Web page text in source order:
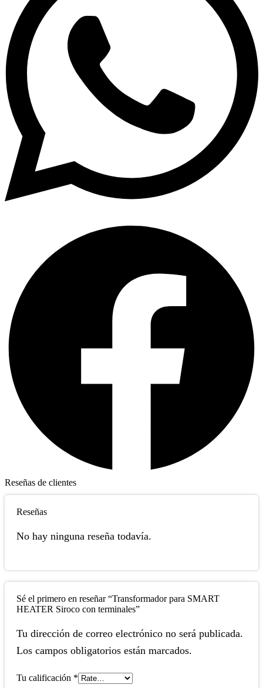
Reseñas de clientes
Reseñas
No hay ninguna reseña todavía.
Sé el primero en reseñar “Transformador para SMART
HEATER Siroco con terminales”
Tu dirección de correo electrónico no será publicada.
Los campos obligatorios están marcados.
Tu calificación *